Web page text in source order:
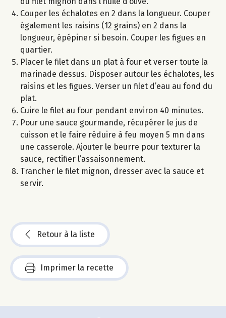
Couper les échalotes en 2 dans la longueur. Couper
également les raisins (12 grains) en 2 dans la
longueur, épépiner si besoin. Couper les figues en
quartier.
Placer le filet dans un plat à four et verser toute la
marinade dessus. Disposer autour les échalotes, les
raisins et les figues. Verser un filet d’eau au fond du
plat.
Cuire le filet au four pendant environ 40 minutes.
Pour une sauce gourmande, récupérer le jus de
cuisson et le faire réduire à feu moyen 5 mn dans
une casserole. Ajouter le beurre pour texturer la
sauce, rectifier l’assaisonnement.
Trancher le filet mignon, dresser avec la sauce et
servir.
Retour à la liste
Imprimer la recette